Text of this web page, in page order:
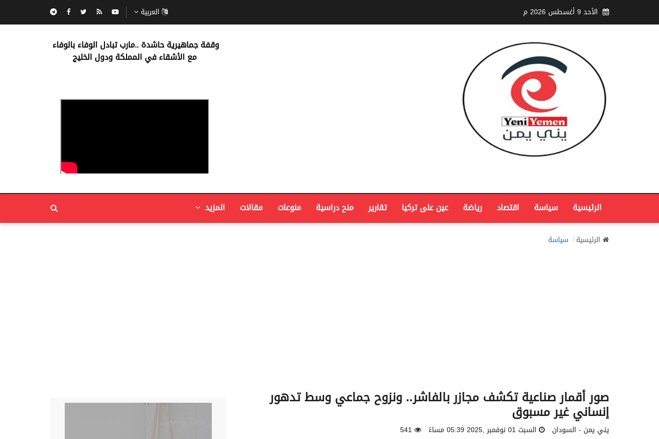
الأحد 9 أغسطس 2026 م العربية
‏وقفة جماهيرية حاشدة ..مارب ‏تبادل الوفاء بالوفاء ‏
مع الأشقاء في المملكة ودول الخليج
الرئيسية سياسة اقتصاد رياضة عين على تركيا تقارير منح دراسية منوعات مقالات المزيد
الرئيسية سياسة
صور أقمار صناعية تكشف مجازر بالفاشر.. ونزوح جماعي وسط تدهور
إنساني غير مسبوق
يني يمن - السودان السبت 01 نوفمبر ,2025 05:39 مساءً 541